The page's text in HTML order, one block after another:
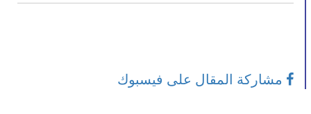
مشاركة المقال على فيسبوك